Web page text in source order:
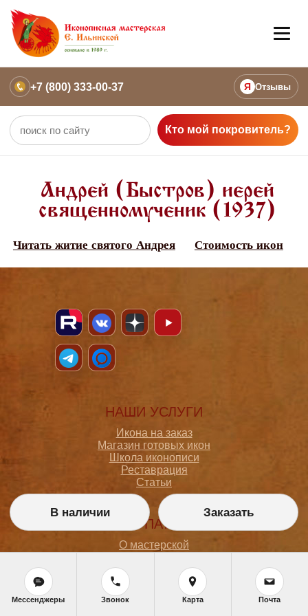
+7 (800) 333-00-37 Я Отзывы
Кто мой покровитель?
Андрей (Быстров) иерей
священномученик (1937)
Читать житие святого Андрея Стоимость икон
НАШИ УСЛУГИ
Икона на заказ
Магазин готовых икон
Школа иконописи
Реставрация
Статьи
ПОКУПАТЕЛЮ
О мастерской
Доставка и оплата
Политика конфиденциальности
Согласие на обработку персональных данных
Политика обработки персональных данных
В наличии Заказать
Мессенджеры Звонок Карта Почта